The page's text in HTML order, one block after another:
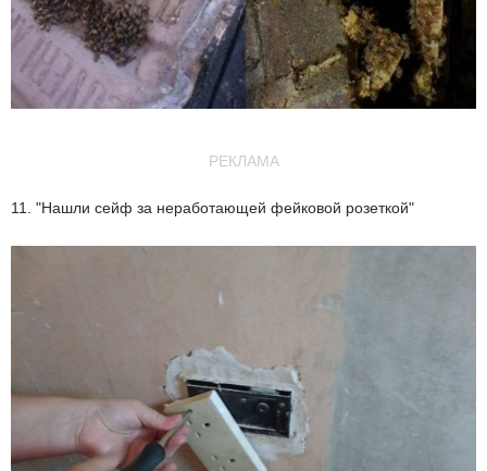
РЕКЛАМА
11. "Нашли сейф за неработающей фейковой розеткой"